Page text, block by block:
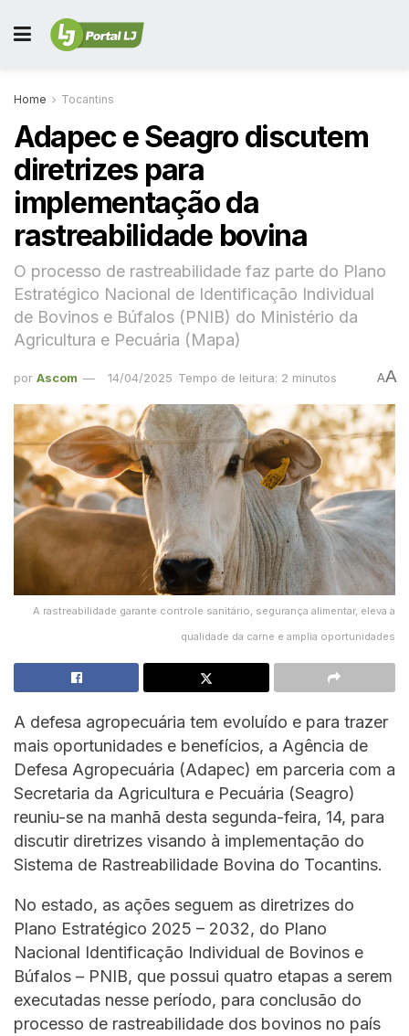
Home Tocantins
Adapec e Seagro discutem
diretrizes para
implementação da
rastreabilidade bovina
O processo de rastreabilidade faz parte do Plano
Estratégico Nacional de Identificação Individual
de Bovinos e Búfalos (PNIB) do Ministério da
Agricultura e Pecuária (Mapa)
por Ascom 14/04/2025 Tempo de leitura: 2 minutos AA
A rastreabilidade garante controle sanitário, segurança alimentar, eleva a
qualidade da carne e amplia oportunidades
A defesa agropecuária tem evoluído e para trazer
mais oportunidades e benefícios, a Agência de
Defesa Agropecuária (Adapec) em parceria com a
Secretaria da Agricultura e Pecuária (Seagro)
reuniu-se na manhã desta segunda-feira, 14, para
discutir diretrizes visando à implementação do
Sistema de Rastreabilidade Bovina do Tocantins.
No estado, as ações seguem as diretrizes do
Plano Estratégico 2025 – 2032, do Plano
Nacional Identificação Individual de Bovinos e
Búfalos – PNIB, que possui quatro etapas a serem
executadas nesse período, para conclusão do
processo de rastreabilidade dos bovinos no país